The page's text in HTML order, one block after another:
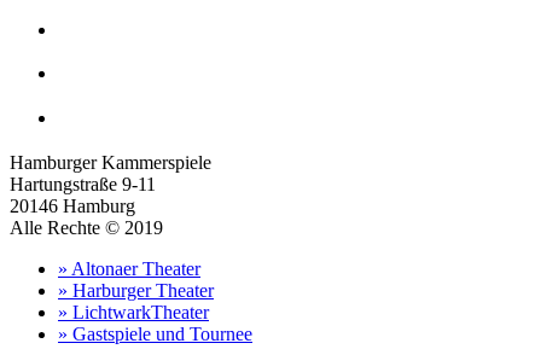
Hamburger Kammerspiele
Hartungstraße 9-11
20146 Hamburg
Alle Rechte © 2019
» Altonaer Theater
» Harburger Theater
» LichtwarkTheater
» Gastspiele und Tournee